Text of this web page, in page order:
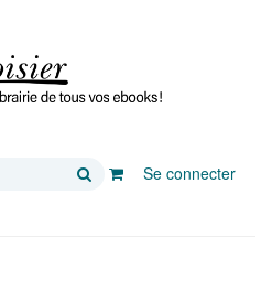
Rechercher
Se connecter